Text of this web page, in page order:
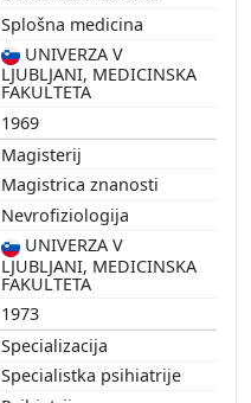
Splošna medicina
UNIVERZA V
LJUBLJANI, MEDICINSKA
FAKULTETA
1969
Magisterij
Magistrica znanosti
Nevrofiziologija
UNIVERZA V
LJUBLJANI, MEDICINSKA
FAKULTETA
1973
Specializacija
Specialistka psihiatrije